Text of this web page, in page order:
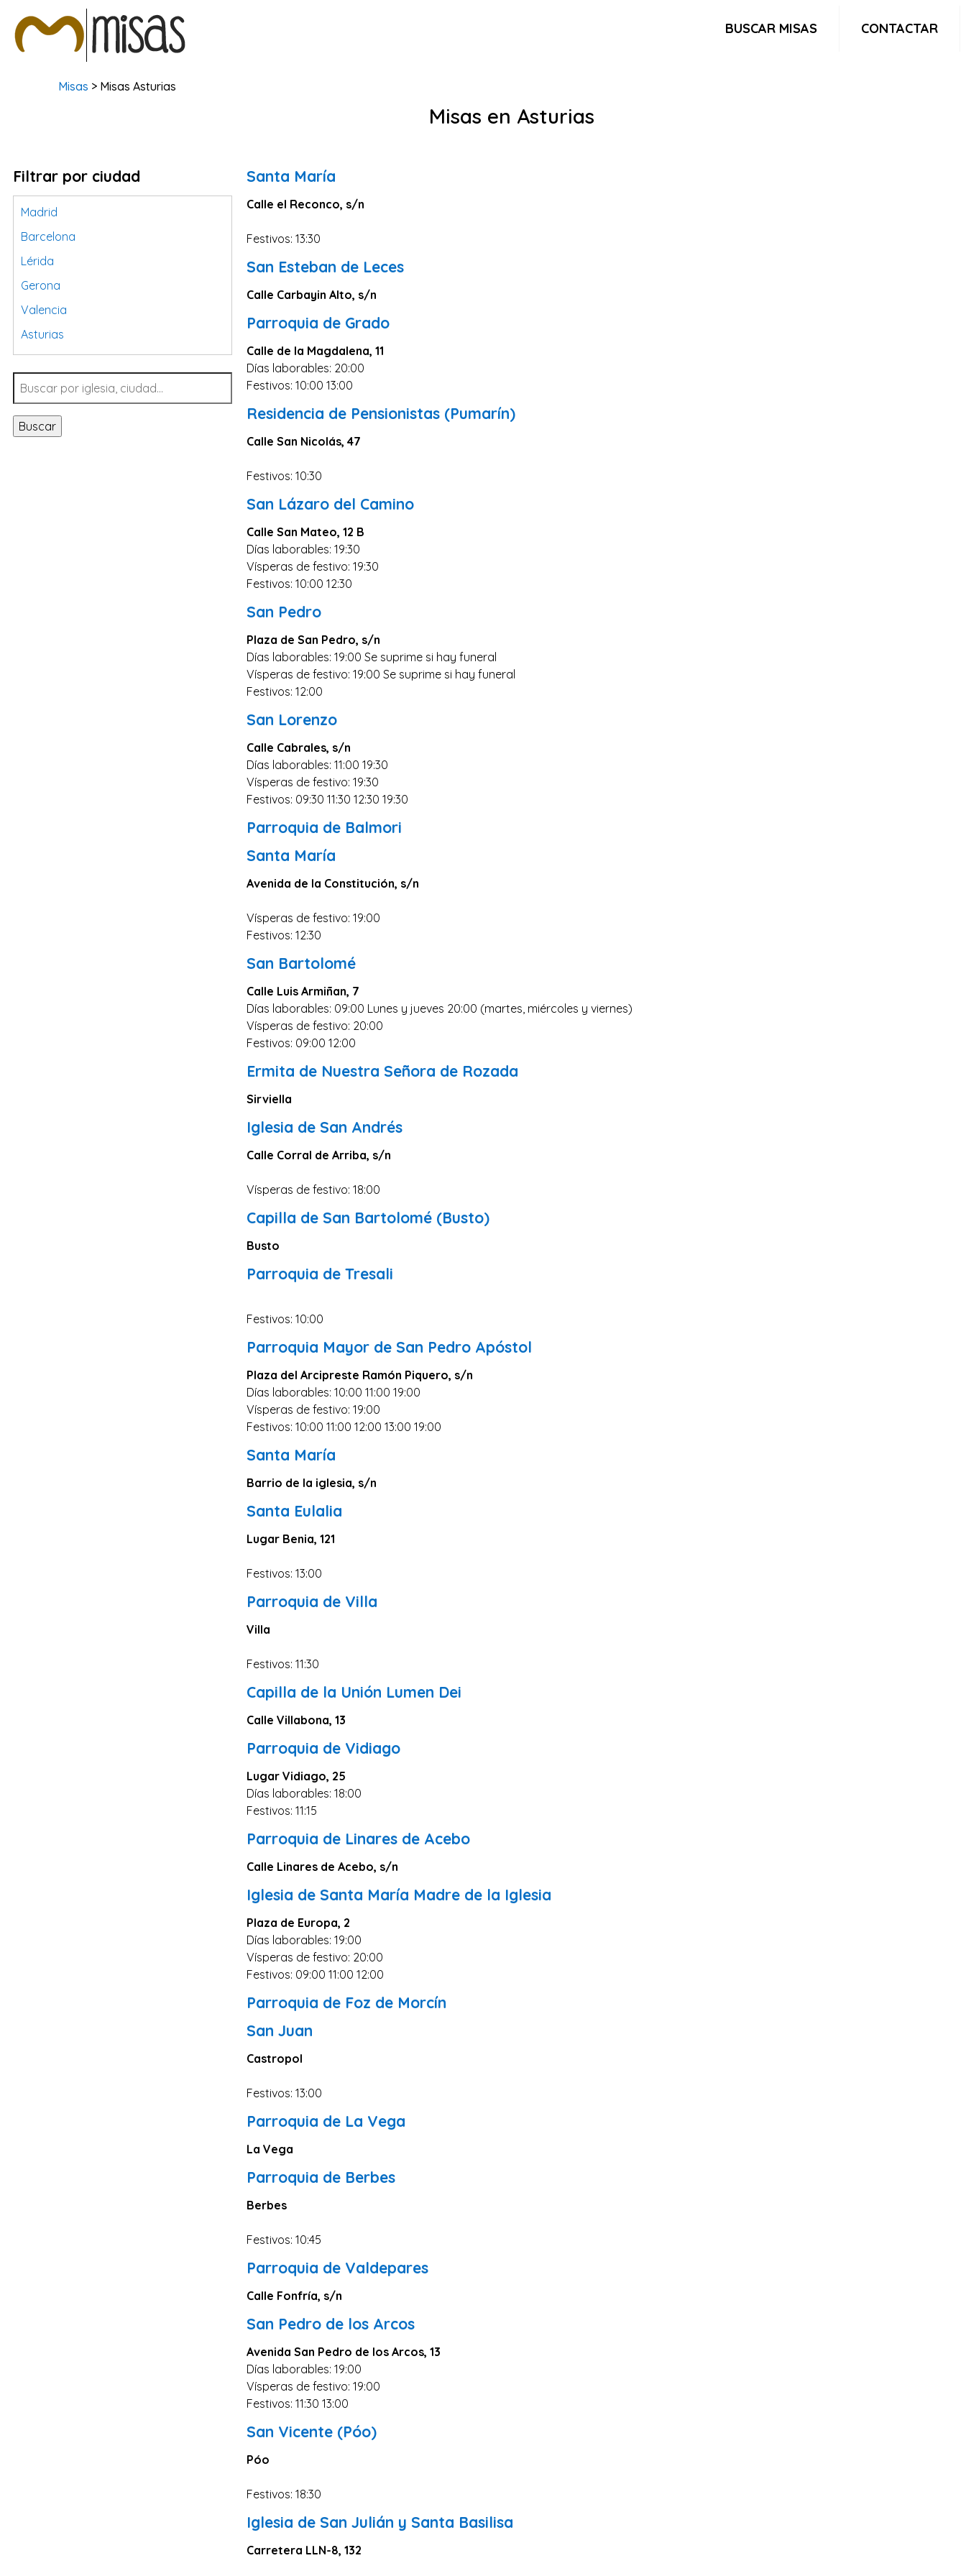
BUSCAR MISAS CONTACTAR
Misas > Misas Asturias
Misas en Asturias
Filtrar por ciudad
Madrid
Barcelona
Lérida
Gerona
Valencia
Asturias
Tarragona
Navarra
Valladolid
Sevilla
Buscar
Santa María
Calle el Reconco, s/n
Festivos: 13:30
San Esteban de Leces
Calle Carbayin Alto, s/n
Parroquia de Grado
Calle de la Magdalena, 11
Días laborables: 20:00
Festivos: 10:00 13:00
Residencia de Pensionistas (Pumarín)
Calle San Nicolás, 47
Festivos: 10:30
San Lázaro del Camino
Calle San Mateo, 12 B
Días laborables: 19:30
Vísperas de festivo: 19:30
Festivos: 10:00 12:30
San Pedro
Plaza de San Pedro, s/n
Días laborables: 19:00 Se suprime si hay funeral
Vísperas de festivo: 19:00 Se suprime si hay funeral
Festivos: 12:00
San Lorenzo
Calle Cabrales, s/n
Días laborables: 11:00 19:30
Vísperas de festivo: 19:30
Festivos: 09:30 11:30 12:30 19:30
Parroquia de Balmori
Santa María
Avenida de la Constitución, s/n
Vísperas de festivo: 19:00
Festivos: 12:30
San Bartolomé
Calle Luis Armiñan, 7
Días laborables: 09:00 Lunes y jueves 20:00 (martes, miércoles y viernes)
Vísperas de festivo: 20:00
Festivos: 09:00 12:00
Ermita de Nuestra Señora de Rozada
Sirviella
Iglesia de San Andrés
Calle Corral de Arriba, s/n
Vísperas de festivo: 18:00
Capilla de San Bartolomé (Busto)
Busto
Parroquia de Tresali
Festivos: 10:00
Parroquia Mayor de San Pedro Apóstol
Plaza del Arcipreste Ramón Piquero, s/n
Días laborables: 10:00 11:00 19:00
Vísperas de festivo: 19:00
Festivos: 10:00 11:00 12:00 13:00 19:00
Santa María
Barrio de la iglesia, s/n
Santa Eulalia
Lugar Benia, 121
Festivos: 13:00
Parroquia de Villa
Villa
Festivos: 11:30
Capilla de la Unión Lumen Dei
Calle Villabona, 13
Parroquia de Vidiago
Lugar Vidiago, 25
Días laborables: 18:00
Festivos: 11:15
Parroquia de Linares de Acebo
Calle Linares de Acebo, s/n
Iglesia de Santa María Madre de la Iglesia
Plaza de Europa, 2
Días laborables: 19:00
Vísperas de festivo: 20:00
Festivos: 09:00 11:00 12:00
Parroquia de Foz de Morcín
San Juan
Castropol
Festivos: 13:00
Parroquia de La Vega
La Vega
Parroquia de Berbes
Berbes
Festivos: 10:45
Parroquia de Valdepares
Calle Fonfría, s/n
San Pedro de los Arcos
Avenida San Pedro de los Arcos, 13
Días laborables: 19:00
Vísperas de festivo: 19:00
Festivos: 11:30 13:00
San Vicente (Póo)
Póo
Festivos: 18:30
Iglesia de San Julián y Santa Basilisa
Carretera LLN-8, 132